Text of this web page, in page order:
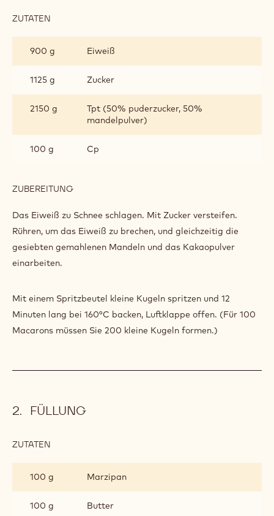
ZUTATEN
MACARON
900 g Eiweiß
1125 g Zucker
2150 g
Tpt (50% puderzucker, 50%
mandelpulver)
100 g Cp
ZUBEREITUNG
SCHOKOLADEN-
Das Eiweiß zu Schnee schlagen. Mit Zucker versteifen.
Rühren, um das Eiweiß zu brechen, und gleichzeitig die
gesiebten gemahlenen Mandeln und das Kakaopulver
einarbeiten.
Mit einem Spritzbeutel kleine Kugeln spritzen und 12
Minuten lang bei 160°C backen, Luftklappe offen. (Für 100
Macarons müssen Sie 200 kleine Kugeln formen.)
FÜLLUNG
ZUTATEN
100 g
Marzipan
100 g Butter